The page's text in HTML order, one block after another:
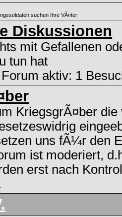
suchen Ihre VÃ¤ter
Diskussionen
mit Gefallenen
tun hat
aktiv: 1
KriegsgrÃ¤ber die
uns fÃ¼r den
ist moderiert,
erst nach